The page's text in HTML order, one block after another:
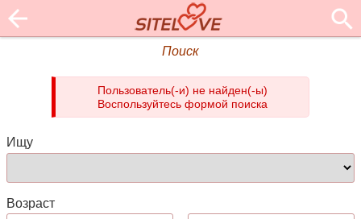
Поиск
Пользователь(-и) не найден(-ы)
Воспользуйтесь формой поиска
Ищу
Возраст